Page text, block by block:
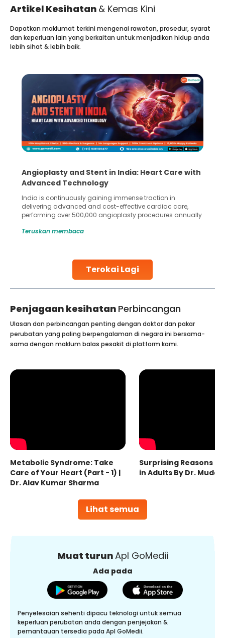
Artikel Kesihatan & Kemas Kini
Terokai Lagi
Dapatkan maklumat terkini mengenai rawatan, prosedur, syarat
dan keperluan lain yang berkaitan untuk menjadikan hidup anda
lebih sihat & lebih baik.
5 Essential Steps for Effective Human Sperm
Collection and Processing Methods
Human sperm collection and processing are critical steps
in advanced reproductive techniques like In Vitro
Fertilization (IVF) and intrauterine insemination (IUI). These
challenges and help couples achieve their dream of
collected, they process the
Teruskan membaca
Penjagaan kesihatan Perbincangan
Lihat semua
Ulasan dan perbincangan penting dengan doktor dan pakar
perubatan yang paling berpengalaman di negara ini bersama-
sama dengan maklum balas pesakit di platform kami.
Metabolic Syndrome: Take
Care of Your Heart (Part - 1) |
Dr. Ajay Kumar Sharma
Surprising Reasons
in Adults By Dr.
Muat turunApl GoMedii
Ada pada
Penyelesaian sehenti dipacu teknologi untuk semua
keperluan perubatan anda dengan penjejakan &
pemantauan tersedia pada Apl GoMedii.